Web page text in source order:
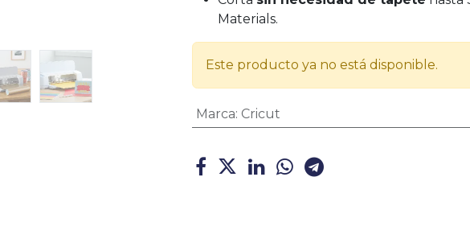
Materials.
Este producto ya no está disponible.
Marca: Cricut